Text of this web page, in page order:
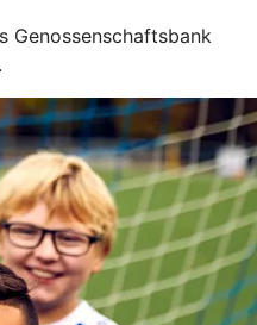
Genossenschaftsbank